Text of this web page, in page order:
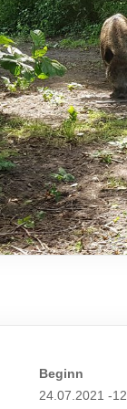
Beginn
24.07.2021 -